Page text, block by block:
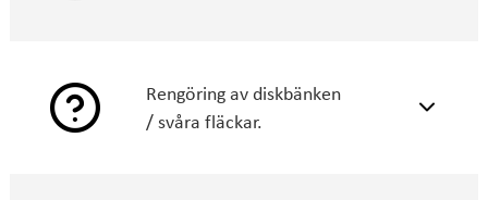
Rengöring av diskbänken
/ svåra fläckar.